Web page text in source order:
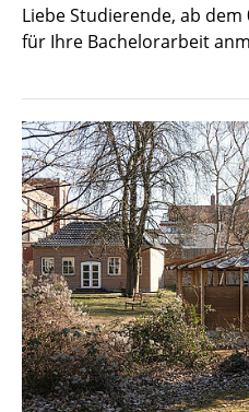
Liebe Studierende, ab dem
für Ihre Bachelorarbeit